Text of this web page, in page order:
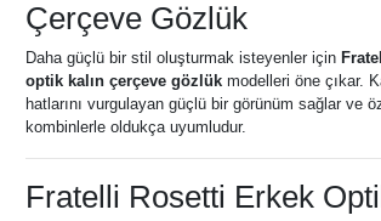
Çerçeve Gözlük
Daha güçlü bir stil oluşturmak isteyenler için
optik kalın çerçeve gözlük modelleri öne çıkar.
hatlarını vurgulayan güçlü bir görünüm sağlar ve
kombinlerle oldukça uyumludur.
Fratelli Rosetti Erkek